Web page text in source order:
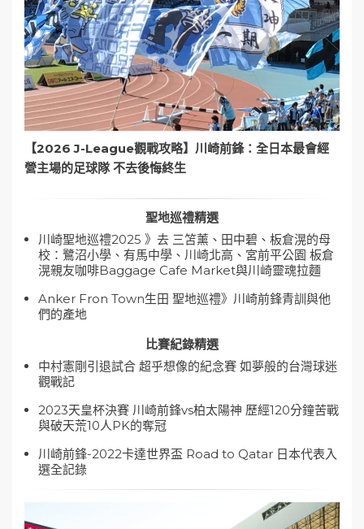
【2026 J-League觀戰攻略】川崎前鋒：全日本最會經
營主場的足球隊 不去後悔終生
聖地巡禮精選
川崎聖地巡禮2025 》去 三笘薰、田中碧、板倉滉的母
校：鷺沼小學、有馬中學、川崎北高、宮前平公園 板倉
滉親友咖啡Baggage Cafe Market與川崎靈魂拉麵
Anker Fron Town生田 聖地巡禮》川崎前鋒青訓與他
們的產地
比賽紀錄精選
中村憲剛引退試合 超乎想像的紀念賽 如夢般的台灣球迷
觀戰記
2023天皇杯決賽 川崎前鋒vs柏太陽神 歷經120分鐘苦戰
與破天荒10人PK的奪冠
川崎前鋒-2022卡達世界盃 Road to Qatar 日本代表入
選全記錄